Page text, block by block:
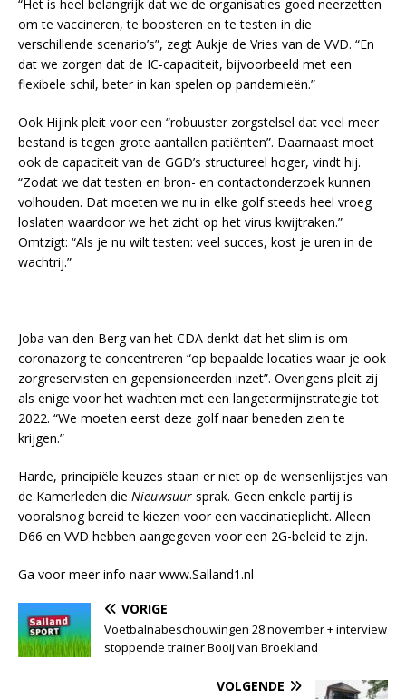
“Het is heel belangrijk dat we de organisaties goed neerzetten
om te vaccineren, te boosteren en te testen in die
verschillende scenario’s”, zegt Aukje de Vries van de VVD. “En
dat we zorgen dat de IC-capaciteit, bijvoorbeeld met een
flexibele schil, beter in kan spelen op pandemieën.”
Ook Hijink pleit voor een “robuuster zorgstelsel dat veel meer
bestand is tegen grote aantallen patiënten”. Daarnaast moet
ook de capaciteit van de GGD’s structureel hoger, vindt hij.
“Zodat we dat testen en bron- en contactonderzoek kunnen
volhouden. Dat moeten we nu in elke golf steeds heel vroeg
loslaten waardoor we het zicht op het virus kwijtraken.”
Omtzigt: “Als je nu wilt testen: veel succes, kost je uren in de
wachtrij.”
Joba van den Berg van het CDA denkt dat het slim is om
coronazorg te concentreren “op bepaalde locaties waar je ook
zorgreservisten en gepensioneerden inzet”. Overigens pleit zij
als enige voor het wachten met een langetermijnstrategie tot
2022. “We moeten eerst deze golf naar beneden zien te
krijgen.”
Harde, principiële keuzes staan er niet op de wensenlijstjes van
de Kamerleden die Nieuwsuur sprak. Geen enkele partij is
vooralsnog bereid te kiezen voor een vaccinatieplicht. Alleen
D66 en VVD hebben aangegeven voor een 2G-beleid te zijn.
Ga voor meer info naar www.Salland1.nl
VORIGE
Voetbalnabeschouwingen 28 november + interview
stoppende trainer Booij van Broekland
VOLGENDE